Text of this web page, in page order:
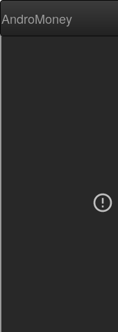
AndroMoney